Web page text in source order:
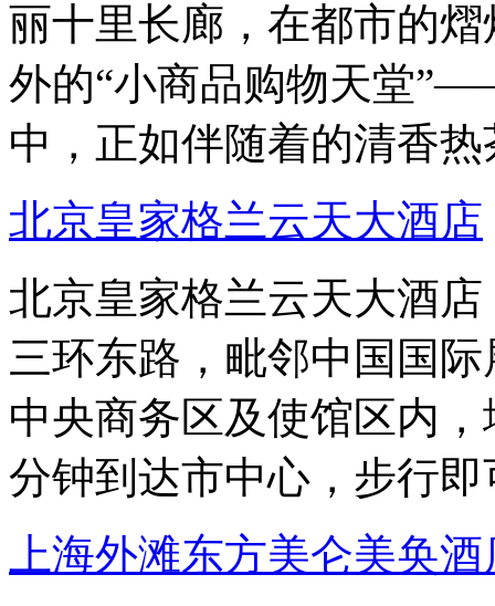
丽十里长廊，在都市的
外的“小商品购物天堂
中，正如伴随着的清香
北京皇家格兰云天大酒店
北京皇家格兰云天大酒
三环东路，毗邻中国国
中央商务区及使馆区内
分钟到达市中心，步行
上海外滩东方美仑美奂酒